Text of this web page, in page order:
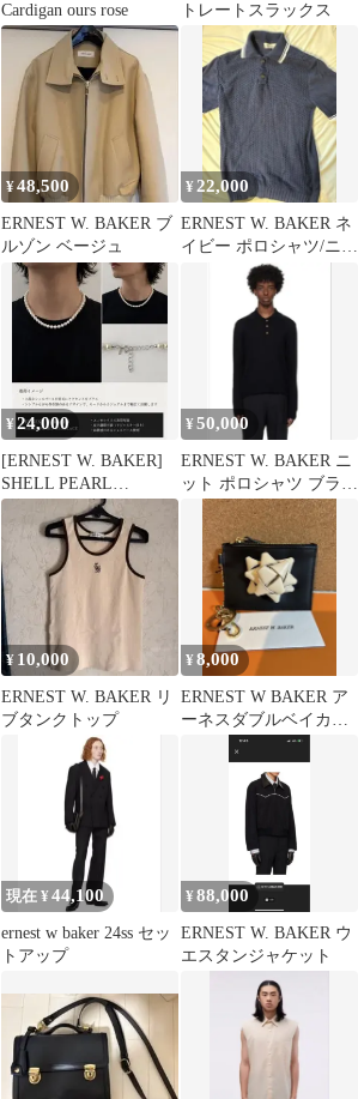
Cardigan ours rose
トレートスラックス
¥48,500
ERNEST W. BAKER ブ
ルゾン ベージュ
¥22,000
ERNEST W. BAKER ネ
イビー ポロシャツ/ニッ
トポロ M/48
¥24,000
[ERNEST W. BAKER]
SHELL PEARL
NECKLACE
¥50,000
ERNEST W. BAKER ニ
ット ポロシャツ ブラッ
¥ 10,000
ERNEST W. BAKER リ
ブタンクトップ
¥8,000
ERNEST W BAKER ア
ーネスダブルベイカ
ー コインケース コ
インポーチ
現在 ¥ 44,100
ernest w baker 24ss セッ
トアップ
¥88,000
ERNEST W. BAKER ウ
エスタンジャケット